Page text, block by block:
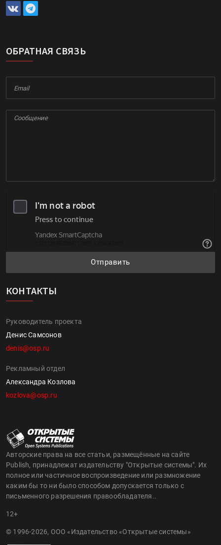
ОБРАТНАЯ СВЯЗЬ
Отправить
КОНТАКТЫ
Руководитель проекта
Денис Самсонов
denis@osp.ru
Рекламный отдел
Александра Козлова
kozlova@osp.ru
Авторские права на все статьи, размещённые на сайте
Publish, принадлежат издательству "Открытые системы". Их
полное или частичное воспроизведение или размножение
каким бы то ни было способом допускается только с
письменного разрешения правообладателя..
12+
© 1996-2026, ООО «Издательство «Открытые системы»